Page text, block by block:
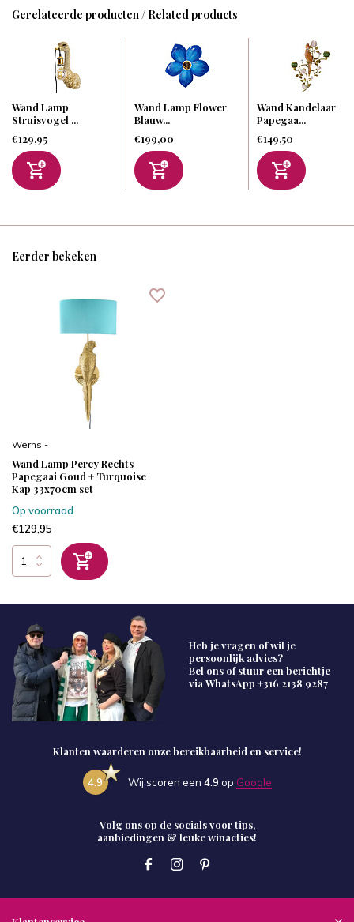
Gerelateerde producten / Related products
Wand Lamp
Struisvogel ...
€129,95
Wand Lamp Flower
Blauw...
€199,00
Wand Kandelaar
Papegaa...
€149,50
Eerder bekeken
Werns -
Wand Lamp Percy Rechts
Papegaai Goud + Turquoise
Kap 33x70cm set
Op voorraad
€129,95
Heb je vragen of wil je
persoonlijk advies?
Bel ons of stuur een berichtje
via WhatsApp +316 2138 9287
Klanten waarderen onze bereikbaarheid en service!
4.9 Wij scoren een 4.9 op Google
Volg ons op de socials voor tips,
aanbiedingen & leuke winacties!